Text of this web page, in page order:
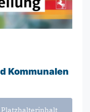
Kommunalen
Platzhalterinhalt